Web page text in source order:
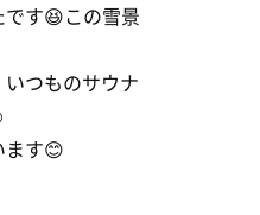
す😆この雪景
つものサウナ
ます😊